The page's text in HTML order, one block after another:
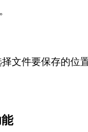
文件要保存的位